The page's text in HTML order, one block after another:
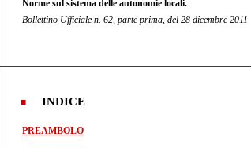
Norme sul sistema delle autonomie locali.
Bollettino Ufficiale n. 62, parte prima, del 28 dicembre 2011
INDICE
PREAMBOLO